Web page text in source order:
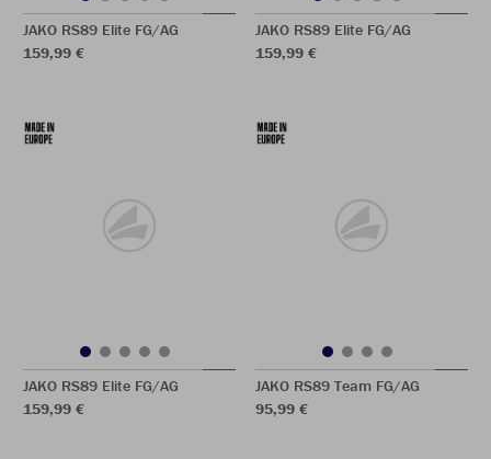
JAKO RS89 Elite FG/AG
159,99 €
JAKO RS89 Elite FG/AG
159,99 €
JAKO RS89 Elite FG/AG
159,99 €
JAKO RS89 Team FG/AG
95,99 €